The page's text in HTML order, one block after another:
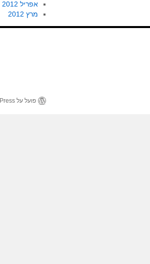
אפריל 2012
מרץ 2012
פועל על WordPress.